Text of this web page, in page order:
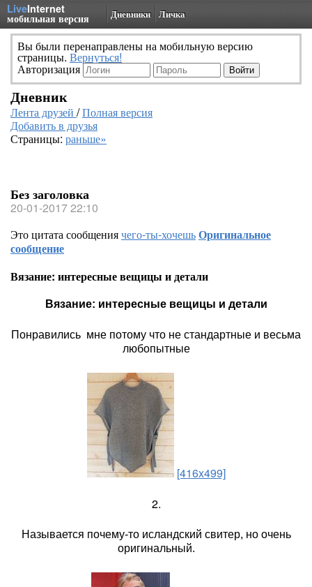
LiveInternet
мобильная версия Дневники Личка
Вы были перенаправлены на мобильную версию
страницы. Вернуться!
Авторизация
Дневник
Лента друзей /Полная версия
Добавить в друзья
Страницы: раньше»
Без заголовка
20-01-2017 22:10
Это цитата сообщениячего-ты-хочешьОригинальное
сообщение
Вязание: интересные вещицы и детали
Вязание: интересные вещицы и детали
Понравились мне потому что не стандартные и весьма
любопытные
[416x499]
2.
Называется почему-то исландский свитер, но очень
оригинальный.